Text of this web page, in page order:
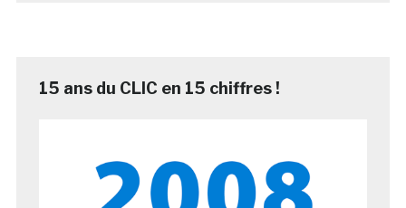
15 ans du CLIC en 15 chiffres !